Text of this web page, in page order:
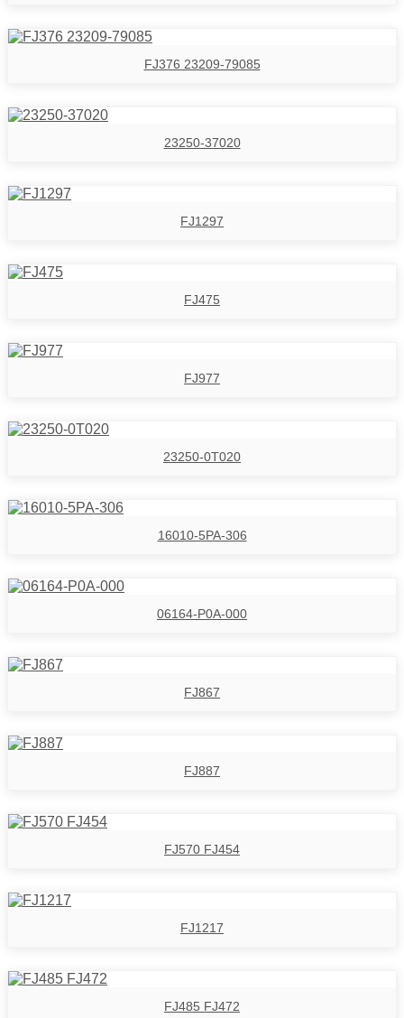
FJ376 23209-79085
23250-37020
FJ1297
FJ475
FJ977
23250-0T020
16010-5PA-306
06164-P0A-000
FJ867
FJ887
FJ570 FJ454
FJ1217
FJ485 FJ472